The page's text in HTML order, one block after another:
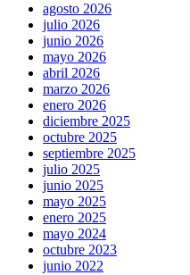
agosto 2026
julio 2026
junio 2026
mayo 2026
abril 2026
marzo 2026
enero 2026
diciembre 2025
octubre 2025
septiembre 2025
julio 2025
junio 2025
mayo 2025
enero 2025
mayo 2024
octubre 2023
junio 2022